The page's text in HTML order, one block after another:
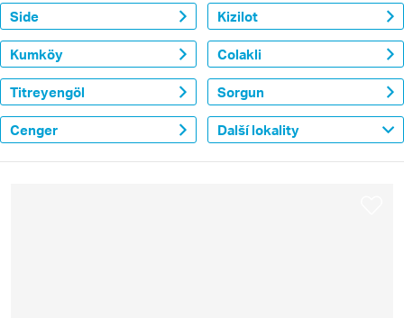
Side Kizilot
Kumköy Colakli
Titreyengöl Sorgun
Cenger Další lokality